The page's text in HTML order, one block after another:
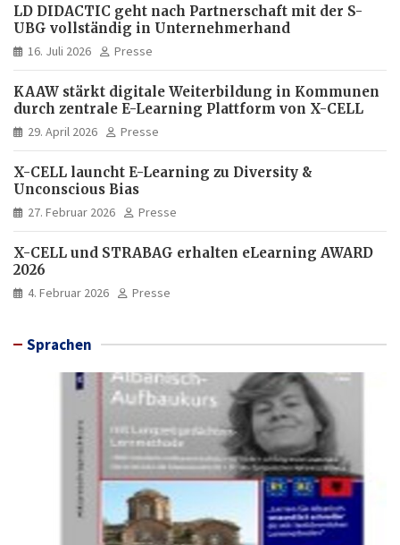
LD DIDACTIC geht nach Partnerschaft mit der S-
UBG vollständig in Unternehmerhand
16. Juli 2026 Presse
KAAW stärkt digitale Weiterbildung in Kommunen
durch zentrale E-Learning Plattform von X-CELL
29. April 2026 Presse
X-CELL launcht E-Learning zu Diversity &
Unconscious Bias
27. Februar 2026 Presse
X-CELL und STRABAG erhalten eLearning AWARD
2026
4. Februar 2026 Presse
Sprachen